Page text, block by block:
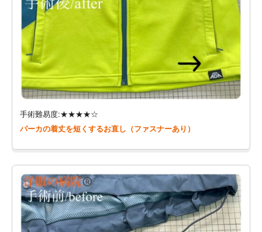
手術難易度:★★★★☆
パーカの着丈を短くするお直し（ファスナーあり）